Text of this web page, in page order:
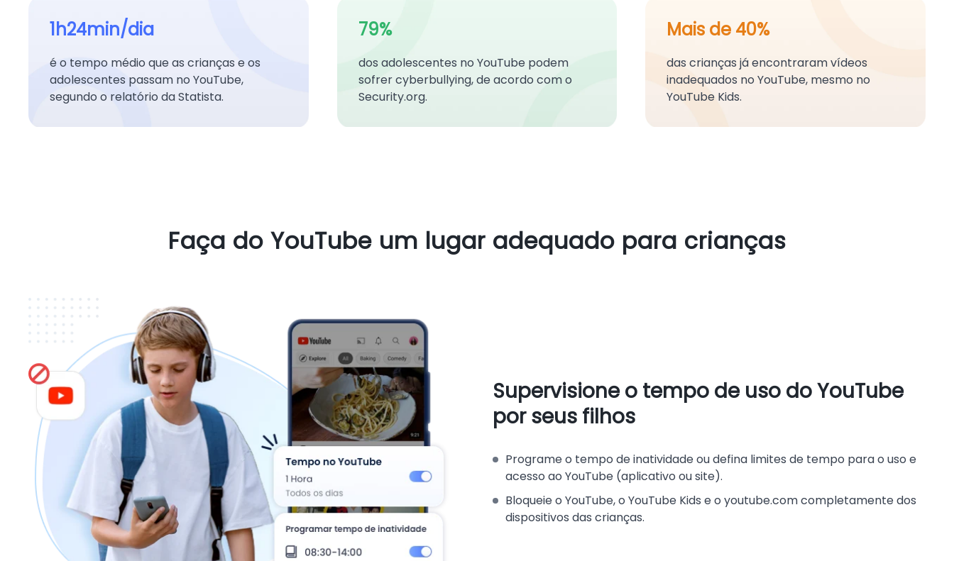
1h24min/dia
é o tempo médio que as crianças e os
adolescentes passam no YouTube,
segundo o relatório da Statista.
79%
dos adolescentes no YouTube podem
sofrer cyberbullying, de acordo com o
Security.org.
Mais de 40%
das crianças já encontraram vídeos
inadequados no YouTube, mesmo no
YouTube Kids.
Faça do YouTube um lugar adequado para crianças
Supervisione o tempo de uso do YouTube
por seus filhos
Programe o tempo de inatividade ou defina limites de tempo para o uso e
acesso ao YouTube (aplicativo ou site).
Bloqueie o YouTube, o YouTube Kids e o youtube.com completamente dos
dispositivos das crianças.